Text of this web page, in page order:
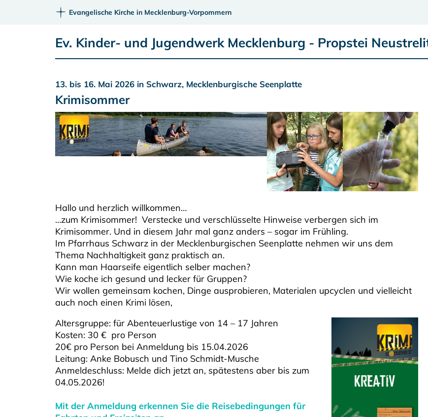
Evangelische Kirche in Mecklenburg-Vorpommern
Ev. Kinder- und Jugendwerk Mecklenburg - Propstei
13. bis 16. Mai 2026 in Schwarz, Mecklenburgische Seenplatte
Krimisommer
Hallo und herzlich willkommen…
…zum Krimisommer! Verstecke und verschlüsselte Hinweise verbergen sich im
Krimisommer. Und in diesem Jahr mal ganz anders – sogar im Frühling.
Im Pfarrhaus Schwarz in der Mecklenburgischen Seenplatte nehmen wir uns dem
Thema Nachhaltigkeit ganz praktisch an.
Kann man Haarseife eigentlich selber machen?
Wie koche ich gesund und lecker für Gruppen?
Wir wollen gemeinsam kochen, Dinge ausprobieren, Materialen upcyclen und vielleicht
auch noch einen Krimi lösen,
Altersgruppe: für Abenteuerlustige von 14 – 17 Jahren
Kosten: 30 € pro Person
20€ pro Person bei Anmeldung bis 15.04.2026
Leitung: Anke Bobusch und Tino Schmidt-Musche
Anmeldeschluss: Melde dich jetzt an, spätestens aber bis zum
04.05.2026!
Mit der Anmeldung erkennen Sie die Reisebedingungen für